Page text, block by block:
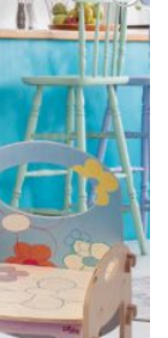
Aggiungi
alla lista
dei
desideri